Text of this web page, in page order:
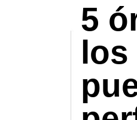
5
los